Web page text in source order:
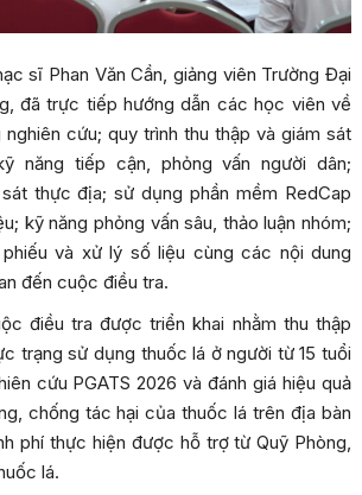
sĩ Phan Văn Cần, giảng viên Trường Đại
đã trực tiếp hướng dẫn các học viên về
cứu; quy trình thu thập và giám sát
năng tiếp cận, phỏng vấn người dân;
thực địa; sử dụng phần mềm RedCap
kỹ năng phỏng vấn sâu, thảo luận nhóm;
và xử lý số liệu cùng các nội dung
đến cuộc điều tra.
điều tra được triển khai nhằm thu thập
trạng sử dụng thuốc lá ở người từ 15 tuổi
cứu PGATS 2026 và đánh giá hiệu quả
chống tác hại của thuốc lá trên địa bàn
phí thực hiện được hỗ trợ từ Quỹ Phòng,
lá.